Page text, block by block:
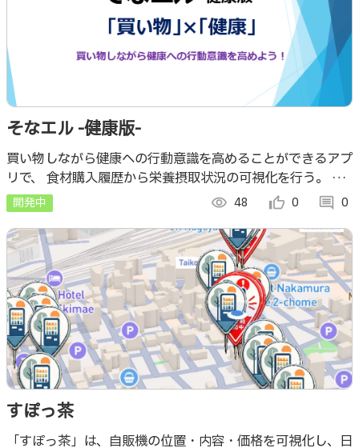
そなエル -健康版-
買い物しながら健康への行動意識を高めることができるアプ
リで、 食材購入履歴から栄養摂取状況の可視化を行う。 コ
ンセプトは、普段の生活の小さな行動の積み重ねが習慣とな
り、やがて新しい意識を形づくる。
開発中 visibility 48 thumb_up_alt 0 comment 0
すぽっ茶
「すぽっ茶」は、自販機の位置・内容・価格を可視化し、日